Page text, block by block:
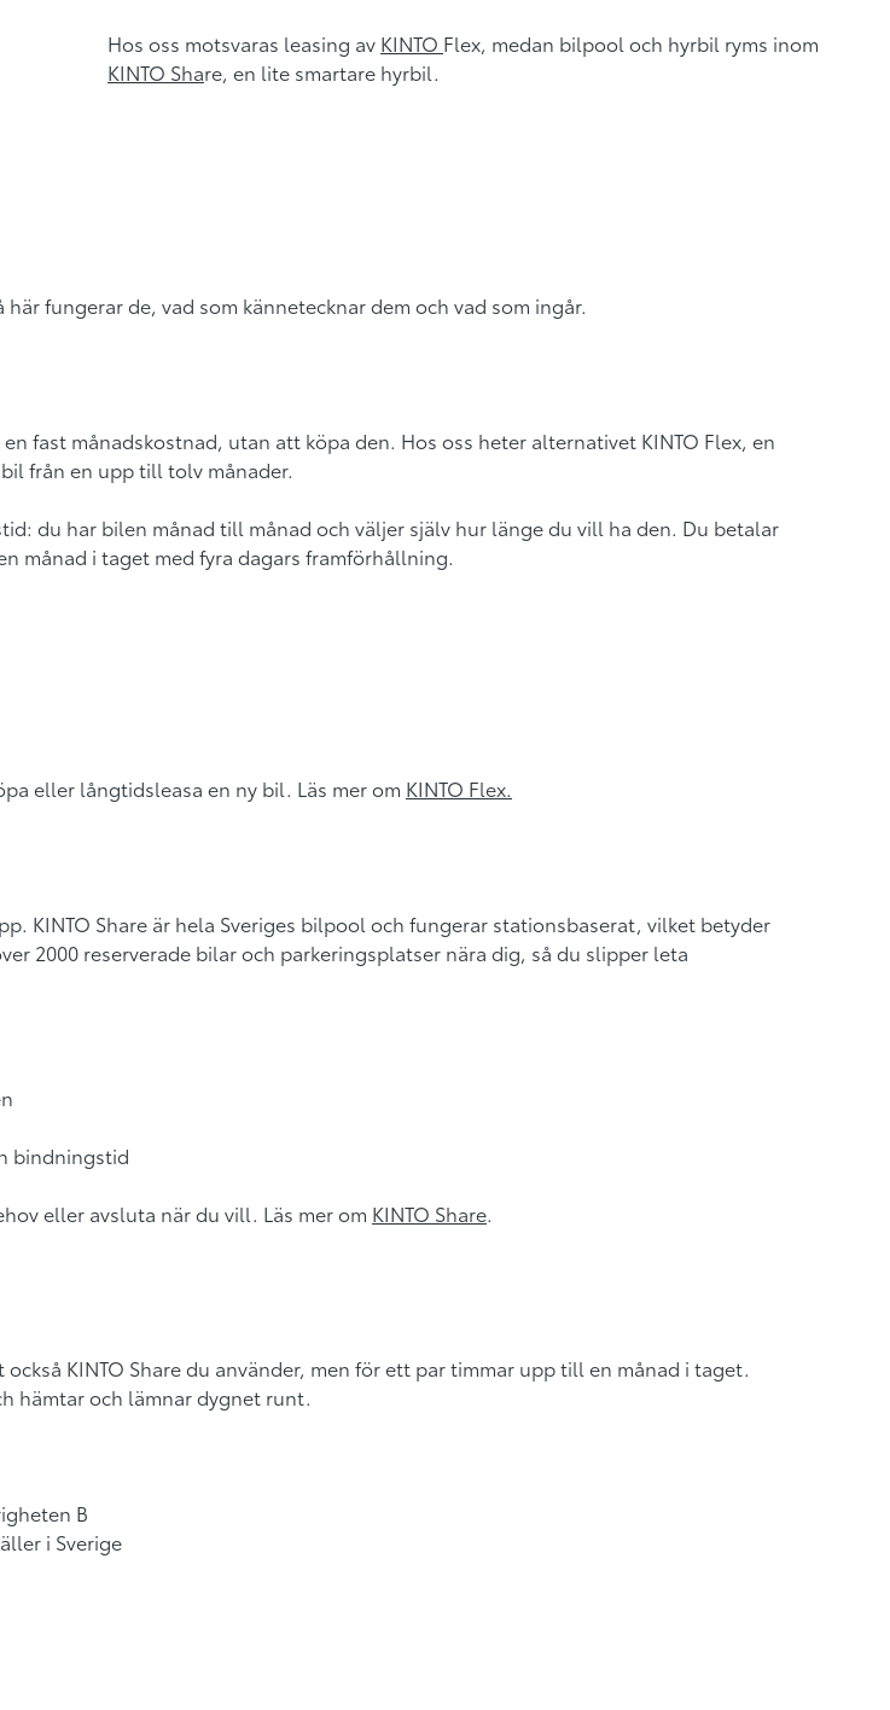
Hos oss motsvaras leasing av KINTO Flex, medan bilpool och hyrbil ryms inom
KINTO Share, en lite smartare hyrbil.
fungerar de, vad som kännetecknar dem och vad som ingår.
fast månadskostnad, utan att köpa den. Hos oss heter alternativet KINTO Flex, en
från en upp till tolv månader.
du har bilen månad till månad och väljer själv hur länge du vill ha den. Du betalar
månad i taget med fyra dagars framförhållning.
eller långtidsleasa en ny bil. Läs mer om KINTO Flex.
KINTO Share är hela Sveriges bilpool och fungerar stationsbaserat, vilket betyder
2000 reserverade bilar och parkeringsplatser nära dig, så du slipper leta
bindningstid
eller avsluta när du vill. Läs mer om KINTO Share.
KINTO Share du använder, men för ett par timmar upp till en månad i taget.
hämtar och lämnar dygnet runt.
B
i Sverige